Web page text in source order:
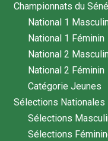
Championnats du
National 1
National 1 Féminin
National 2
National 2 Féminin
Catégorie Jeunes
Sélections Nationales
Sélections
Sélections